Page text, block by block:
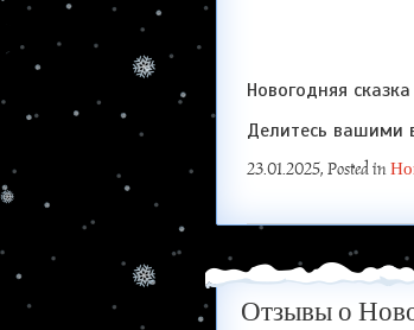
Новогодняя
Делитесь вашими
23.01.2025, Posted in
Отзывы о